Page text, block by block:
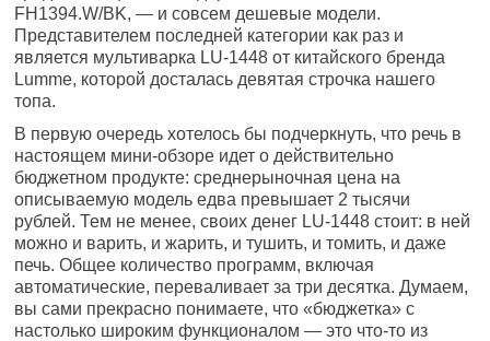
FH1394.W/BK, — и совсем дешевые модели.
Представителем последней категории как раз и
является мультиварка LU-1448 от китайского бренда
Lumme, которой досталась девятая строчка нашего
топа.
В первую очередь хотелось бы подчеркнуть, что речь в
настоящем мини-обзоре идет о действительно
бюджетном продукте: среднерыночная цена на
описываемую модель едва превышает 2 тысячи
рублей. Тем не менее, своих денег LU-1448 стоит: в ней
можно и варить, и жарить, и тушить, и томить, и даже
печь. Общее количество программ, включая
автоматические, переваливает за три десятка. Думаем,
вы сами прекрасно понимаете, что «бюджетка» с
настолько широким функционалом — это что-то из